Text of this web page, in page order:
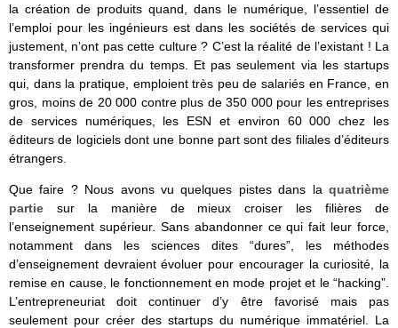
la création de produits quand, dans le numérique, l’essentiel de
l’emploi pour les ingénieurs est dans les sociétés de services qui
justement, n’ont pas cette culture ? C’est la réalité de l’existant ! La
transformer prendra du temps. Et pas seulement via les startups
qui, dans la pratique, emploient très peu de salariés en France, en
gros, moins de 20 000 contre plus de 350 000 pour les entreprises
de services numériques, les ESN et environ 60 000 chez les
éditeurs de logiciels dont une bonne part sont des filiales d’éditeurs
étrangers.
Que faire ? Nous avons vu quelques pistes dans la quatrième
partie sur la manière de mieux croiser les filières de
l’enseignement supérieur. Sans abandonner ce qui fait leur force,
notamment dans les sciences dites “dures”, les méthodes
d’enseignement devraient évoluer pour encourager la curiosité, la
remise en cause, le fonctionnement en mode projet et le “hacking”.
L’entrepreneuriat doit continuer d’y être favorisé mais pas
seulement pour créer des startups du numérique immatériel. La